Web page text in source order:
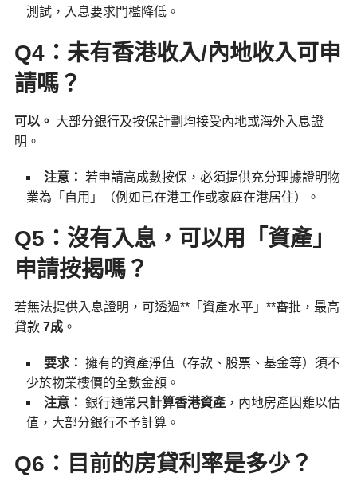
測試，入息要求門檻降低。
Q4：未有香港收入/內地收入可申
請嗎？
可以。 大部分銀行及按保計劃均接受內地或海外入息證
明。
注意： 若申請高成數按保，必須提供充分理據證明物
業為「自用」（例如已在港工作或家庭在港居住）。
Q5：沒有入息，可以用「資產」
申請按揭嗎？
若無法提供入息證明，可透過**「資產水平」**審批，最高
貸款 7成。
要求： 擁有的資產淨值（存款、股票、基金等）須不
少於物業樓價的全數金額。
注意： 銀行通常只計算香港資產，內地房產因難以估
值，大部分銀行不予計算。
Q6：目前的房貸利率是多少？